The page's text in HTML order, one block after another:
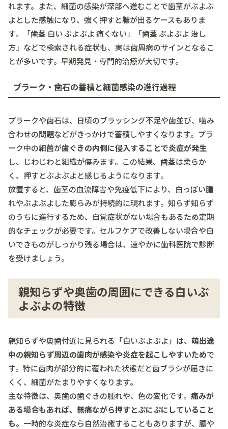
れます。また、細菌の感染が深部へ進むことで歯茎がぶよぶ
よとした感触になり、強く押すと膿が出るケースもありま
す。「歯茎 白い ぶよぶよ 痛くない」「歯茎 ぶよぶよ 治し
方」などで検索される症状も、実は歯周病のサインとなるこ
とが多いです。早期発見・専門的治療が大切です。
プラーク・歯石の蓄積と細菌感染の進行過程
プラークや歯石は、日頃のブラッシング不足や歯並び、噛み
合わせの問題などがきっかけで蓄積しやすくなります。プラ
ーク中の細菌が歯ぐきの内側に侵入することで炎症が発生
し、じわじわと組織が傷みます。この結果、歯茎は柔らか
く、押すとぶよぶよと感じるようになります。
放置すると、歯茎の血流障害や免疫低下により、白っぽい腫
れやぶよぶよした膨らみが持続的に現れます。知らず知らず
のうちに進行するため、自覚症状がない場合もあるため定期
的なチェックが必要です。セルフケアで改善しない場合や白
いできものがしっかり残る場合は、速やかに歯科医院で診断
を受けましょう。
親知らずや奥歯の周囲にできる白いぶ
よぶよの特徴
親知らずや奥歯付近に見られる「白いぶよぶよ」は、 萌出途
中の親知らず周辺の歯肉が感染や炎症を起こしやすいためで
す。特に歯肉が部分的に覆われた状態だと歯ブラシが届きに
くく、細菌がたまりやすくなります。
主な特徴は、奥歯の歯ぐきの腫れや、色の変化です。 痛みが
ある場合もあれば、無痛ながら押すとぷにぷにしていること
も。一時的な炎症なら自然治癒することもありますが、膿や